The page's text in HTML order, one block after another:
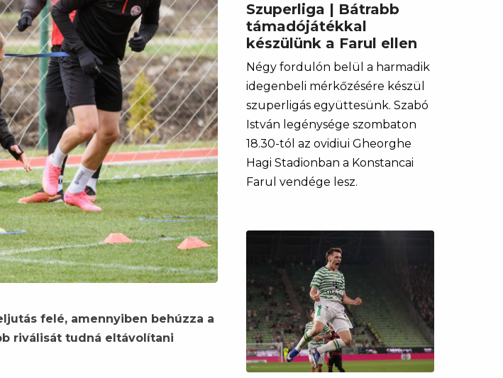
felé, amennyiben behúzza a
riválisát tudná eltávolítani
Szuperliga | Bátrabb
támadójátékkal
készülünk a Farul ellen
Négy fordulón belül a harmadik
idegenbeli mérkőzésére készül
szuperligás együttesünk. Szabó
István legénysége szombaton
18.30-tól az ovidiui Gheorghe
Hagi Stadionban a Konstancai
Farul vendége lesz.